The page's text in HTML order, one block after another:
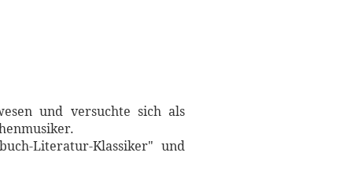
und versuchte sich als
Literatur-Klassiker" und